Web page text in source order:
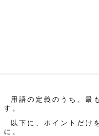
用語の定義のうち、最
す。
以下に、ポイントだけ
に。